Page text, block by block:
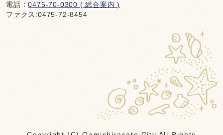
電話：0475-70-0300 ( 総合案内 )
ファクス:0475-72-8454